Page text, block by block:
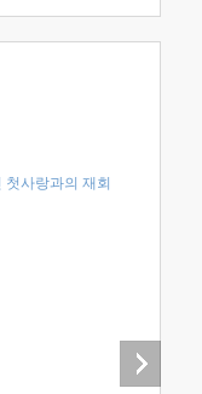
사랑과의 재회